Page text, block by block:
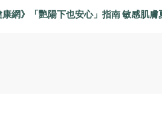
康網》「艷陽下也安心」指南 敏感肌膚